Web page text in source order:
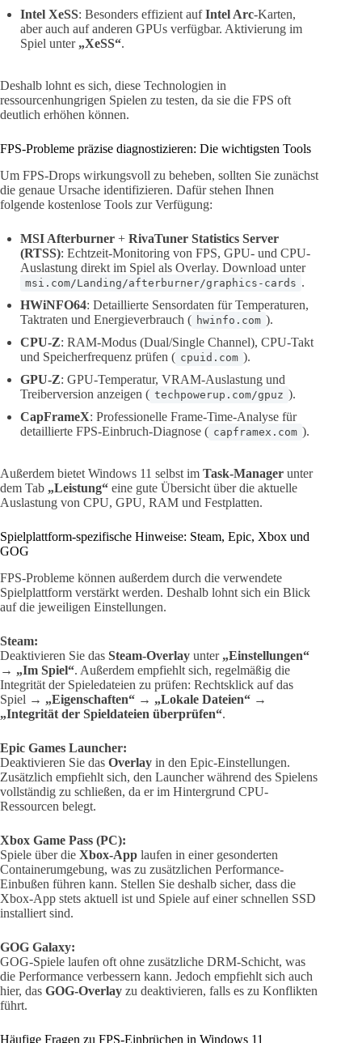
Intel XeSS: Besonders effizient aufIntel Arc-Karten,
aber auch auf anderen GPUs verfügbar. Aktivierung im
Spiel unter „XeSS“.
Deshalb lohnt es sich, diese Technologien in
ressourcenhungrigen Spielen zu testen, da sie die FPS oft
deutlich erhöhen können.
FPS-Probleme präzise diagnostizieren: Die wichtigsten Tools
Um FPS-Drops wirkungsvoll zu beheben, sollten Sie zunächst
die genaue Ursache identifizieren. Dafür stehen Ihnen
folgende kostenlose Tools zur Verfügung:
MSI Afterburner + RivaTuner Statistics Server
(RTSS): Echtzeit-Monitoring von FPS, GPU- und CPU-
Auslastung direkt im Spiel als Overlay. Download unter
msi.com/Landing/afterburner/graphics-cards .
HWiNFO64: Detaillierte Sensordaten für Temperaturen,
Taktraten und Energieverbrauch ( hwinfo.com ).
CPU-Z: RAM-Modus (Dual/Single Channel), CPU-Takt
und Speicherfrequenz prüfen ( cpuid.com ).
GPU-Z: GPU-Temperatur, VRAM-Auslastung und
Treiberversion anzeigen ( techpowerup.com/gpuz ).
CapFrameX: Professionelle Frame-Time-Analyse für
detaillierte FPS-Einbruch-Diagnose ( capframex.com ).
Außerdem bietet Windows 11 selbst im Task-Manager unter
dem Tab „Leistung“ eine gute Übersicht über die aktuelle
Auslastung von CPU, GPU, RAM und Festplatten.
Spielplattform-spezifische Hinweise: Steam, Epic, Xbox und
GOG
FPS-Probleme können außerdem durch die verwendete
Spielplattform verstärkt werden. Deshalb lohnt sich ein Blick
auf die jeweiligen Einstellungen.
Steam:
Deaktivieren Sie das Steam-Overlay unter „Einstellungen“
→ „Im Spiel“. Außerdem empfiehlt sich, regelmäßig die
Integrität der Spieledateien zu prüfen: Rechtsklick auf das
Spiel → „Eigenschaften“ → „Lokale Dateien“ →
„Integrität der Spieldateien überprüfen“.
Epic Games Launcher:
Deaktivieren Sie das Overlay in den Epic-Einstellungen.
Zusätzlich empfiehlt sich, den Launcher während des Spielens
vollständig zu schließen, da er im Hintergrund CPU-
Ressourcen belegt.
Xbox Game Pass (PC):
Spiele über die Xbox-App laufen in einer gesonderten
Containerumgebung, was zu zusätzlichen Performance-
Einbußen führen kann. Stellen Sie deshalb sicher, dass die
Xbox-App stets aktuell ist und Spiele auf einer schnellen SSD
installiert sind.
GOG Galaxy:
GOG-Spiele laufen oft ohne zusätzliche DRM-Schicht, was
die Performance verbessern kann. Jedoch empfiehlt sich auch
hier, das GOG-Overlay zu deaktivieren, falls es zu Konflikten
führt.
Häufige Fragen zu FPS-Einbrüchen in Windows 11